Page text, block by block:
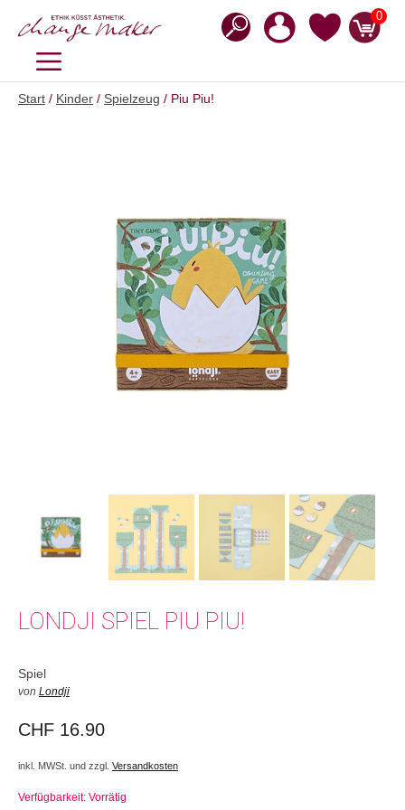
Inhalt
0
MENÜ
Start / Kinder / Spielzeug / Piu Piu!
LONDJI SPIEL PIU PIU!
Spiel
von Londji
CHF 16.90
inkl. MWSt. und zzgl. Versandkosten
Verfügbarkeit: Vorrätig